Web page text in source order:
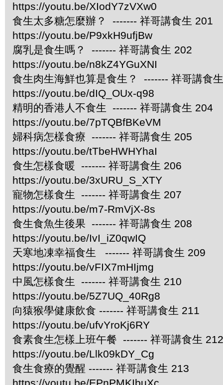
https://youtu.be/XIodY7zVXw0
食生太多糖怎麼辦？ ------- 祥哥講食生 201
https://youtu.be/P9xkH9ufjBw
腐乳是食生嗎？ ------- 祥哥講食生 202
https://youtu.be/n8kZ4YGuXNI
食生肉生海鮮也算是食生？ ------- 祥哥講食
https://youtu.be/dIQ_OUx-q98
精明的香港人不食生 ------- 祥哥講食生 204
https://youtu.be/7pTQBfBKeVM
婦科病怎樣食療 ------- 祥哥講食生 205
https://youtu.be/tTbeHWHYhaI
食生怎樣食暖 ------- 祥哥講食生 206
https://youtu.be/3xURU_S_XTY
寵物怎樣食生 ------- 祥哥講食生 207
https://youtu.be/m7-RmVjX-8s
食生食魚生後果 ------- 祥哥講食生 208
https://youtu.be/IvI_iZ0qwIQ
天寒地凍幸福食生 ------- 祥哥講食生 209
https://youtu.be/vFIX7mHIjmg
中風怎樣食生 ------- 祥哥講食生 210
https://youtu.be/5Z7UQ_40Rg8
向猿猴學健康飲食 ------- 祥哥講食生 211
https://youtu.be/ufvYroKj6RY
食素食生怎樣上班午餐 ------- 祥哥講食生 212
https://youtu.be/Llk09kDY_Cg
食生食療的覺醒 ------- 祥哥講食生 213